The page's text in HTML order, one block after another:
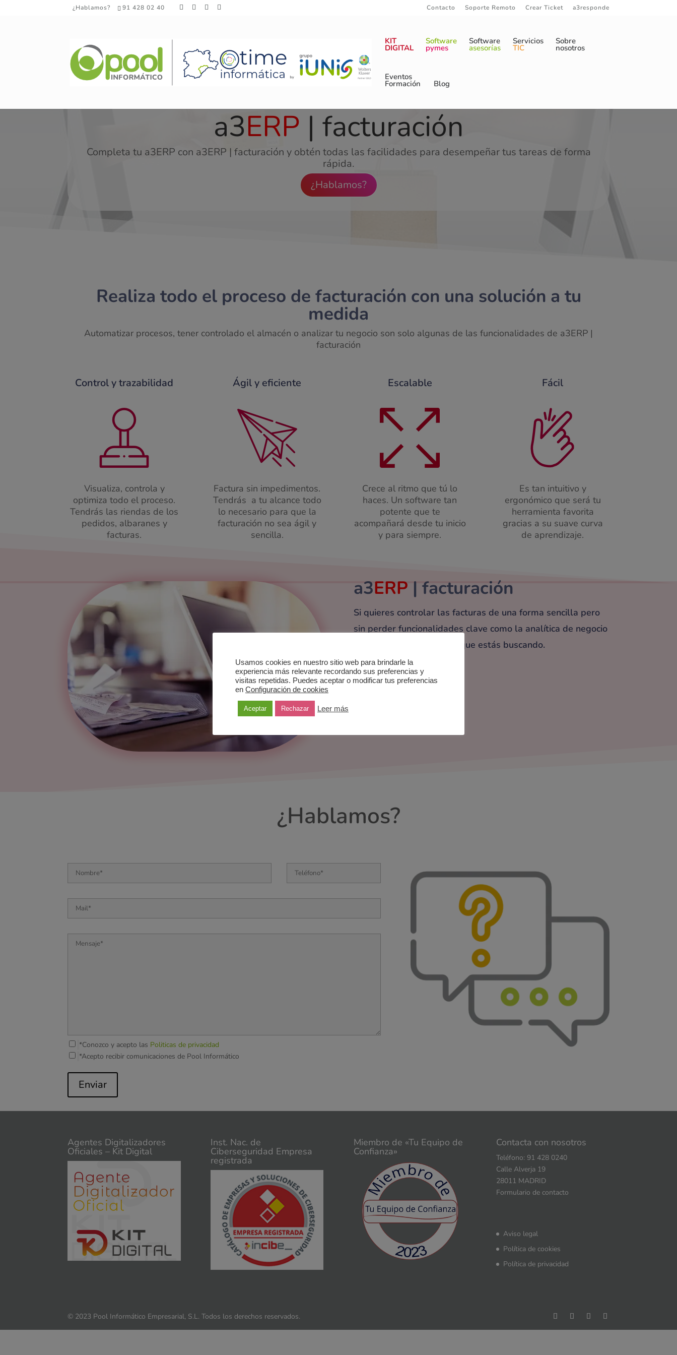
¿Hablamos? 91 428 02 40 Contacto Soporte Remoto Crear Ticket a3responde
KIT
DIGITAL
Software
pymes
Software
asesorías
Servicios
TIC
Sobre
nosotros
Eventos
Formación Blog
a3ERP | facturación
Completa tu a3ERP con a3ERP | facturación y obtén todas las facilidades para desempeñar tus tareas de forma
rápida.
¿Hablamos?
Realiza todo el proceso de facturación con una solución a tu
medida
Automatizar procesos, tener controlado el almacén o analizar tu negocio son solo algunas de las funcionalidades de a3ERP |
facturación
Control y trazabilidad
Visualiza, controla y
optimiza todo el proceso.
Tendrás las riendas de los
pedidos, albaranes y
facturas.
Ágil y eficiente
Factura sin impedimentos.
Tendrás a tu alcance todo
lo necesario para que la
facturación no sea ágil y
sencilla.
Escalable
Crece al ritmo que tú lo
haces. Un software tan
potente que te
acompañará desde tu inicio
y para siempre.
Fácil
Es tan intuitivo y
ergonómico que será tu
herramienta favorita
gracias a su suave curva
de aprendizaje.
a3ERP | facturación
Si quieres controlar las facturas de una forma sencilla pero
sin perder funcionalidades clave como la analítica de negocio
a3ERP | facturación es lo que estás buscando.
¿Hablamos?
¿Hablamos?
*Conozco y acepto las Politicas de privacidad
*Acepto recibir comunicaciones de Pool Informático
Enviar
Agentes Digitalizadores
Oficiales – Kit Digital
Inst. Nac. de
Ciberseguridad Empresa
registrada
Miembro de «Tu Equipo de
Confianza»
Contacta con nosotros
Teléfono: 91 428 0240
Calle Alverja 19
28011 MADRID
Formulario de contacto
Aviso legal
Política de cookies
Política de privacidad
© 2023 Pool Informático Empresarial, S.L. Todos los derechos reservados.
Usamos cookies en nuestro sitio web para brindarle la
experiencia más relevante recordando sus preferencias y
visitas repetidas. Puedes aceptar o modificar tus preferencias
en Configuración de cookies
Aceptar Rechazar Leer más